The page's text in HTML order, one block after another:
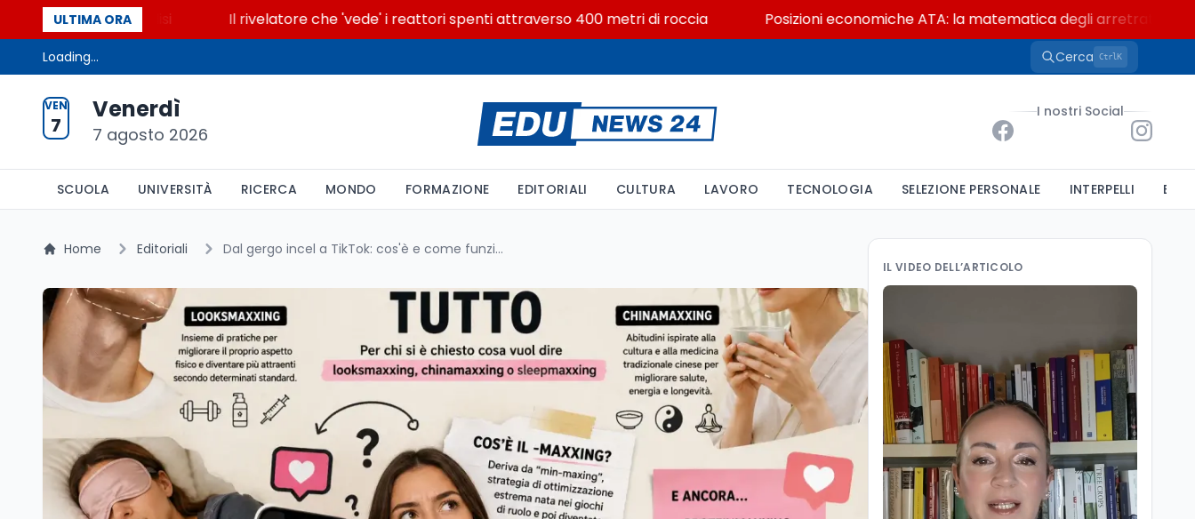
ULTIMA ORA
la glicolisi Il rivelatore che 'vede' i reattori spenti attraverso 400 metri di roccia Posizioni economiche ATA: la matematica degli arretrati fino a 4.150
Loading... Cerca CtrlK
VEN
7
Venerdì
7 agosto 2026
I nostri Social
SCUOLA UNIVERSITÀ RICERCA MONDO FORMAZIONE EDITORIALI CULTURA LAVORO TECNOLOGIA SELEZIONE PERSONALE INTERPELLI
Home Editoriali Dal gergo incel a TikTok: cos'è e come funziona il -maxxing
IL VIDEO DELL’ARTICOLO